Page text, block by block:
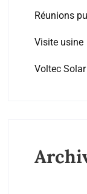
Réunions
Visite usine
Voltec Solar